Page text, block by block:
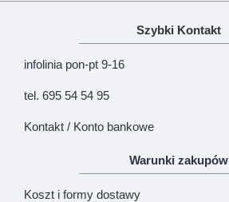
ZłaSzybki Kontakt
infolinia pon-pt 9-16
tel. 695 54 54 95
Kontakt / Konto bankowe
Warunki zakupów
Koszt i formy dostawy